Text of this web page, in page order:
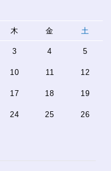
木 金 土
3 4 5
10 11 12
17 18 19
24 25 26